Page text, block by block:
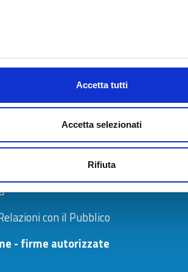
Accetta tutti
Accetta selezionati
Rifiuta
elettronica: 08LLZJ
con il Pubblico
- firme autorizzate